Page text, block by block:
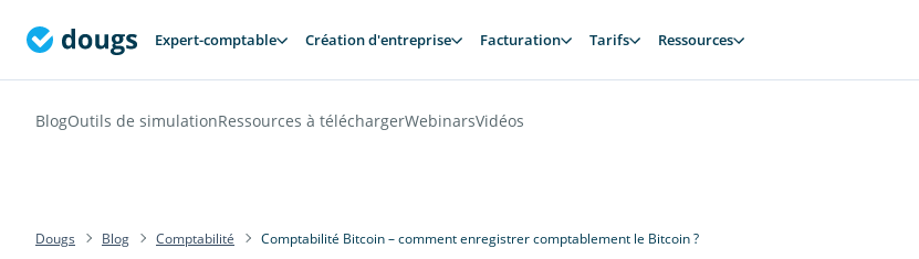
Expert-comptable Création d'entreprise Facturation Tarifs Ressources
BlogOutils de simulationRessources à téléchargerWebinarsVidéos
Dougs Blog Comptabilité Comptabilité Bitcoin – comment enregistrer comptablement le Bitcoin ?